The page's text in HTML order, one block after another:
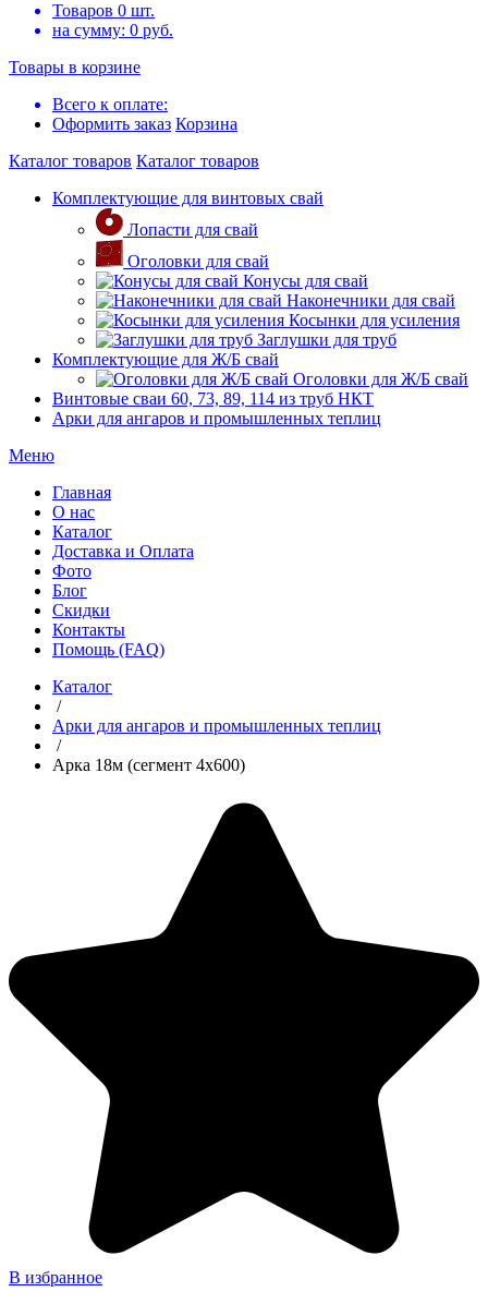
Товаров 0 шт.
на сумму: 0 руб.
Товары в корзине
Всего к оплате:
Оформить заказ Корзина
Каталог товаров Каталог товаров
Комплектующие для винтовых свай
Лопасти для свай
Оголовки для свай
Конусы для свай
Наконечники для свай
Косынки для усиления
Заглушки для труб
Комплектующие для Ж/Б свай
Оголовки для Ж/Б свай
Винтовые сваи 60, 73, 89, 114 из труб НКТ
Арки для ангаров и промышленных теплиц
Меню
Главная
О нас
Каталог
Доставка и Оплата
Фото
Блог
Скидки
Контакты
Помощь (FAQ)
Каталог
/
Арки для ангаров и промышленных теплиц
/
Арка 18м (сегмент 4х600)
В избранное